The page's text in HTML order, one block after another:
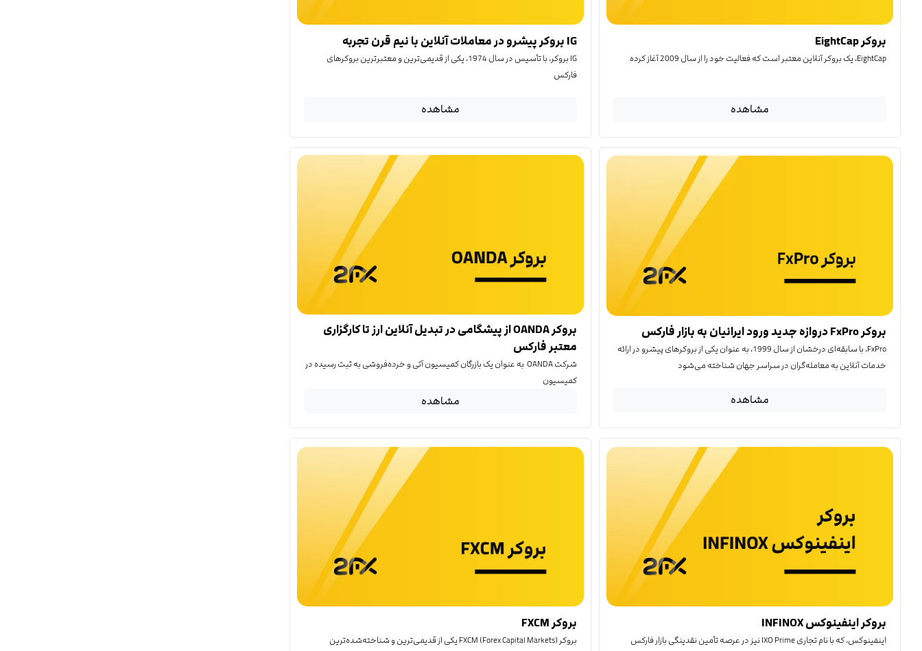
بروکر EightCap
EightCap، یک بروکر آنلاین معتبر است که فعالیت خود را از سال 2009 آغاز کرده
مشاهده
IG بروکر پیشرو در معاملات آنلاین با نیم قرن تجربه
IG بروکر، با تأسیس در سال 1974، یکی از قدیمی‌ترین و معتبرترین بروکرهای
فارکس
مشاهده
بروکر FxPro دروازه جدید ورود ایرانیان به بازار فارکس
FxPro، با سابقه‌ای درخشان از سال 1999، به عنوان یکی از بروکرهای پیشرو در ارائه
خدمات آنلاین به معامله‌گران در سراسر جهان شناخته می‌شود
مشاهده
بروکر OANDA از پیشگامی در تبدیل آنلاین ارز تا کارگزاری
معتبر فارکس
شرکت OANDA به عنوان یک بازرگان کمیسیون آتی و خرده‌فروشی به ثبت رسیده در
کمیسیون
مشاهده
بروکر اینفینوکس INFINOX
اینفینوکس، که با نام تجاری IXO Prime نیز در عرصه تأمین نقدینگی بازار فارکس
بروکر FXCM
بروکر FXCM (Forex Capital Markets) یکی از قدیمی‌ترین و شناخته‌شده‌ترین